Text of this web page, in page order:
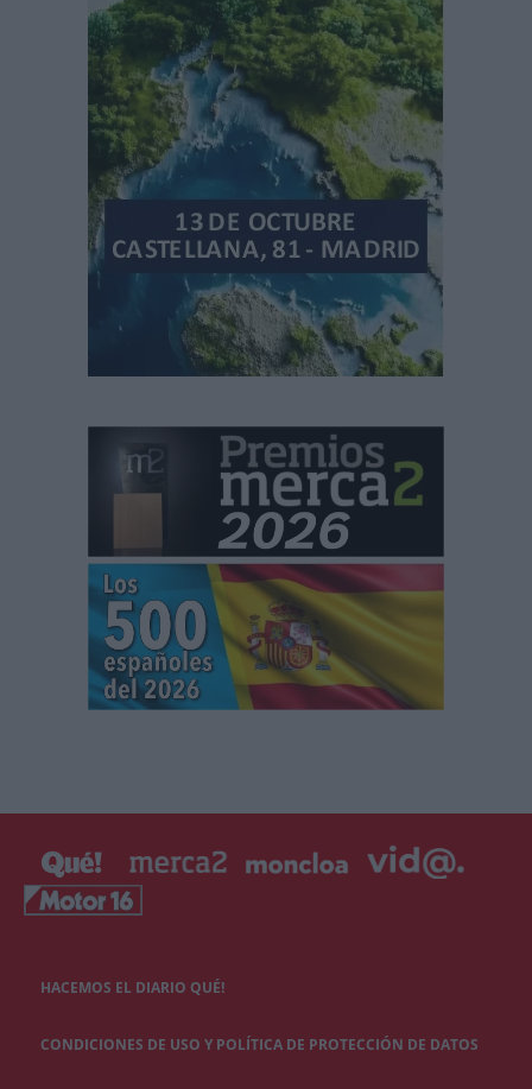
HACEMOS EL DIARIO QUÉ!
CONDICIONES DE USO Y POLÍTICA DE PROTECCIÓN DE DATOS